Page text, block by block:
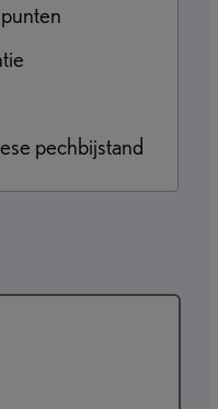
pechbijstand